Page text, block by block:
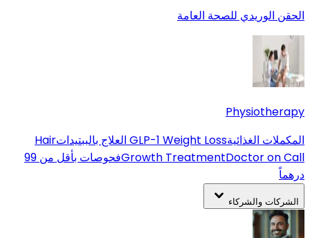
الحقن الوريدي للصحة العامة
Physiotherapy
المكملات الغذائيةGLP-1 Weight Loss العلاج بالببتيداتHair
Growth TreatmentDoctor on Call
فحوصات بأقل من 99
درهماً
الشركات والشركاء